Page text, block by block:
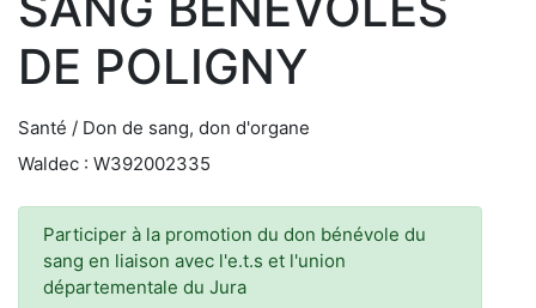
DE POLIGNY
Santé / Don de sang, don d'organe
Waldec : W392002335
Participer à la promotion du don bénévole du
sang en liaison avec l'e.t.s et l'union
départementale du Jura